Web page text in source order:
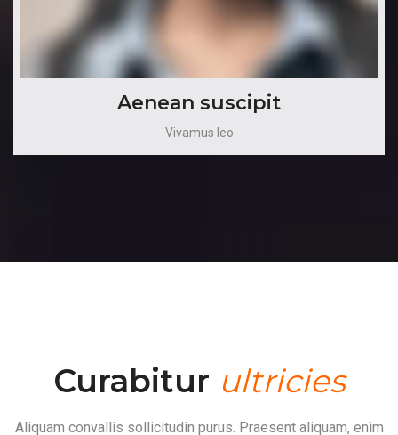
Aenean suscipit
Vivamus leo
Curabitur ultricies
Aliquam convallis sollicitudin purus. Praesent aliquam, enim